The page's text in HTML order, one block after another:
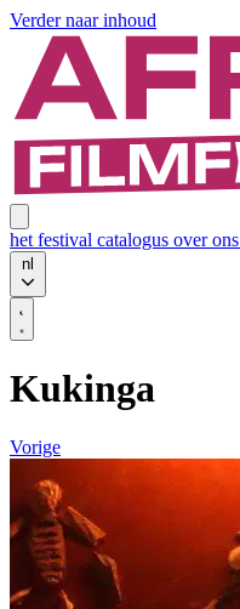
Verder naar inhoud
het festival catalogus over ons
nl
Kukinga
Vorige